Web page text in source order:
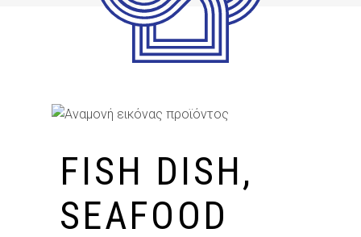
FISH DISH,
SEAFOOD